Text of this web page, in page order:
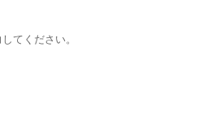
てください。